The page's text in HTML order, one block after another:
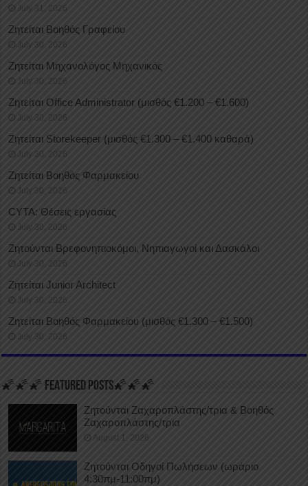
July 31, 2026
Ζητείται Βοηθός Γραφείου
July 30, 2026
Ζητείται Μηχανολόγος Μηχανικός
July 30, 2026
Ζητείται Office Administrator (μισθός €1.200 – €1.600)
July 30, 2026
Ζητείται Storekeeper (μισθός €1.300 – €1.400 καθαρά)
July 30, 2026
Ζητείται Βοηθός Φαρμακείου
July 30, 2026
CYTA: Θέσεις εργασίας
July 30, 2026
Ζητούνται Βρεφονηπιοκόμοι, Νηπιαγωγοί και Δασκάλοι
July 30, 2026
Ζητείται Junior Architect
July 30, 2026
Ζητείται Βοηθός Φαρμακείου (μισθός €1.300 – €1.500)
July 30, 2026
🌠🌠🌠 FEATURED POSTS🌠🌠🌠
Ζητούνται Ζαχαροπλάστης/τρια & Βοηθός
Ζαχαροπλάστης/τρια
August 1, 2026
Ζητούνται Οδηγοί Πωλήσεων (ωράριο
4:30πμ-11:00πμ)